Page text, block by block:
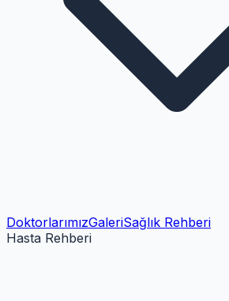
DoktorlarımızGaleriSağlık Rehberi
Hasta Rehberi